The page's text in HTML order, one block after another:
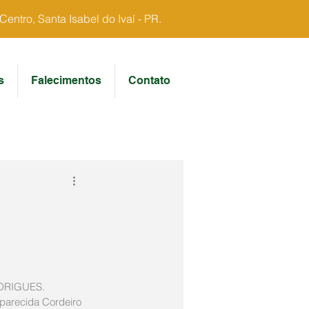
Santa Isabel do Ivaí - PR.
Falecimentos Contato
Cordeiro